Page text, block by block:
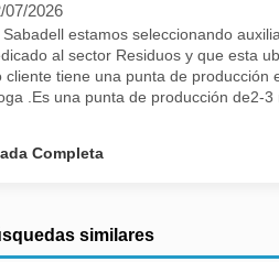
07/2026
estamos seleccionando
al sector Residuos y que esta
cliente tiene una punta de producción
.Es una punta de producción de2-3
Completa
similares